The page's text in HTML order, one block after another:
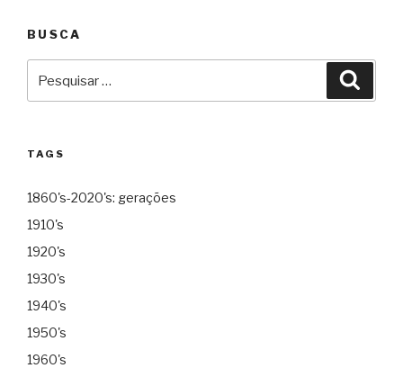
BUSCA
TAGS
1860's-2020's: gerações
1910's
1920's
1930's
1940's
1950's
1960's